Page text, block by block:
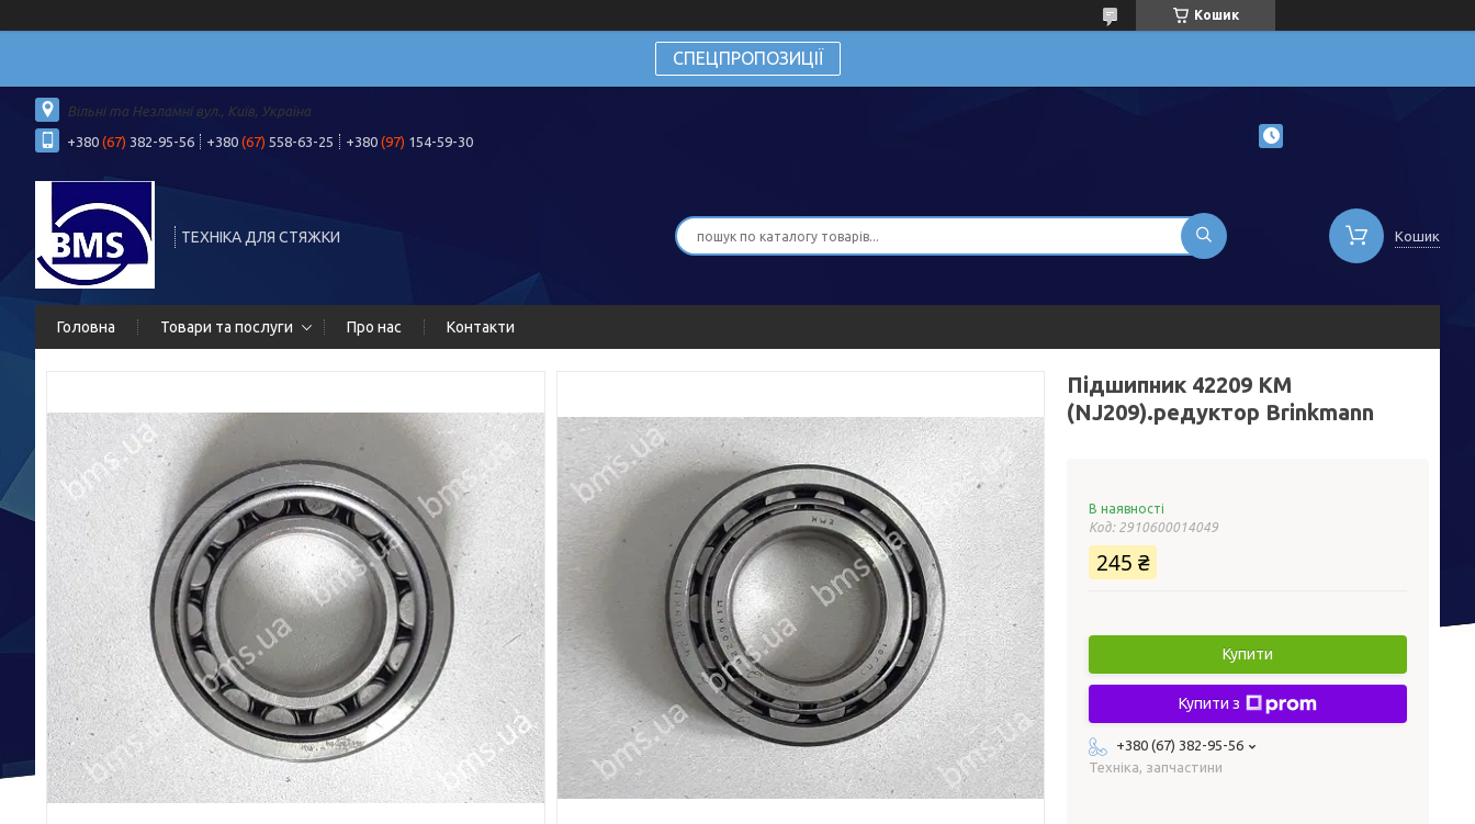
Кошик
СПЕЦПРОПОЗИЦІЇ
Вільні та Незламні вул., Київ, Україна
+380 (67) 382-95-56 +380 (67) 558-63-25 +380 (97) 154-59-30
ТЕХНІКА ДЛЯ СТЯЖКИ Кошик
Головна Товари та послуги Про нас Контакти
Підшипник 42209 KM
(NJ209).редуктор Brinkmann
В наявності
Код: 2910600014049
245 ₴
Купити
Купити з
+380 (67) 382-95-56
Техніка, запчастини